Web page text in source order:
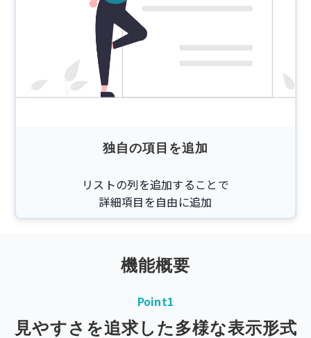
独自の項目を追加
リストの列を追加することで
詳細項目を自由に追加
機能概要
Point1
見やすさを追求した多様な表示形式